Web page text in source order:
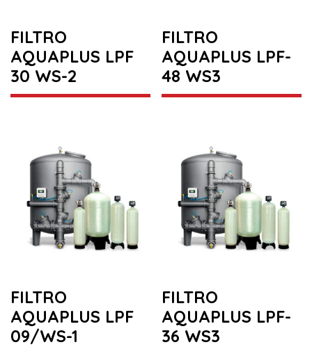
FILTRO
AQUAPLUS LPF
30 WS-2
FILTRO
AQUAPLUS LPF-
48 WS3
FILTRO
AQUAPLUS LPF
09/WS-1
FILTRO
AQUAPLUS LPF-
36 WS3